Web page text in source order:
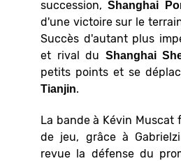
succession,Shanghai
d'une victoire sur le
Succès d'autant plus
et rival du Shanghai
petits points et se
Tianjin.
La bande à Kévin
de jeu, grâce à
revue la défense du